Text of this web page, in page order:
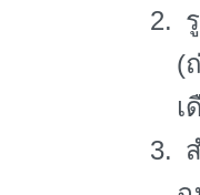
2.
(
เ
3.